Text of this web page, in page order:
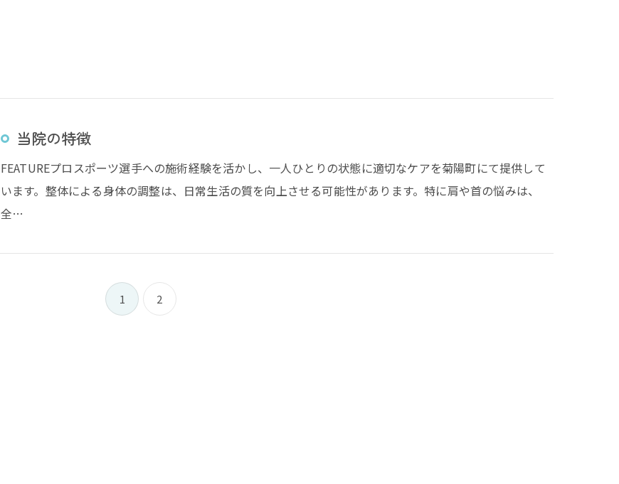
当院の特徴
FEATUREプロスポーツ選手への施術経験を活かし、一人ひとりの状態に適切なケアを菊陽町にて提供して
います。整体による身体の調整は、日常生活の質を向上させる可能性があります。特に肩や首の悩みは、
全…
1 2